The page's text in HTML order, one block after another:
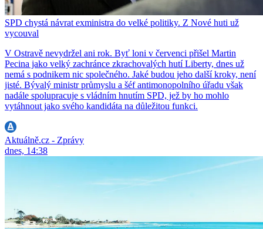
SPD chystá návrat exministra do velké politiky. Z Nové huti už
vycouval
V Ostravě nevydržel ani rok. Byť loni v červenci přišel Martin
Pecina jako velký zachránce zkrachovalých hutí Liberty, dnes už
nemá s podnikem nic společného. Jaké budou jeho další kroky, není
jisté. Bývalý ministr průmyslu a šéf antimonopolního úřadu však
nadále spolupracuje s vládním hnutím SPD, jež by ho mohlo
vytáhnout jako svého kandidáta na důležitou funkci.
Aktuálně.cz - Zprávy
dnes, 14:38